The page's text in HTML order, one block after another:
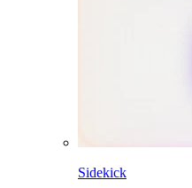
Sidekick